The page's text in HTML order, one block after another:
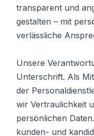
transparent und
gestalten – mit
verlässliche
Unsere
Unterschrift. Als
der
wir Vertraulichkeit
persönlichen
kunden- und